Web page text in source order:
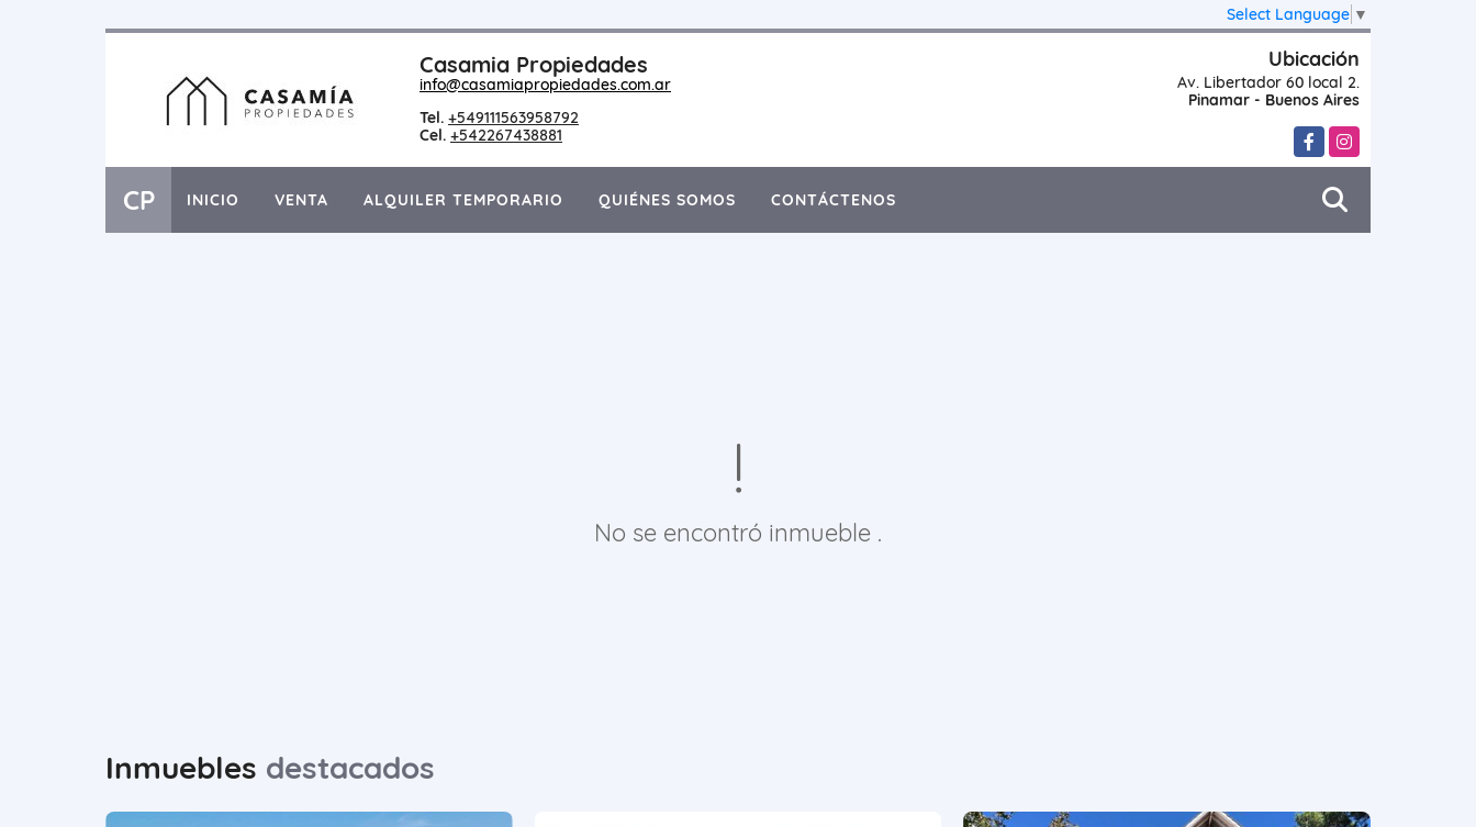
Select Language ▼
Casamia Propiedades
info@casamiapropiedades.com.ar
Tel. +549111563958792
Cel. +542267438881
Ubicación
Av. Libertador 60 local 2.
Pinamar - Buenos Aires
FacebookInstagram
CP INICIO VENTA ALQUILER TEMPORARIO QUIÉNES SOMOS CONTÁCTENOS
No se encontró inmueble .
Inmuebles destacados